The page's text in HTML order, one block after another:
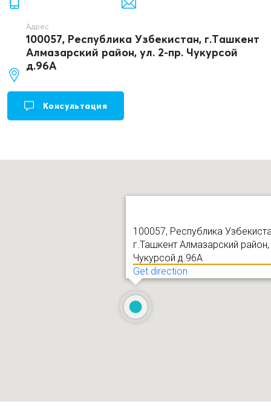
Адрес
100057, Республика Узбекистан, г.Ташкент
Алмазарский район, ул. 2-пр. Чукурсой
д.96А
Консультация
100057, Республика
г.Ташкент Алмазарский район,
Чукурсой д.96А
Get direction